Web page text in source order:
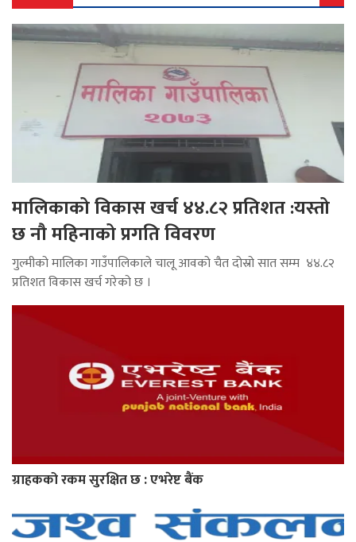
मालिकाको विकास खर्च ४४.८२ प्रतिशत :यस्तो
छ नौ महिनाको प्रगति विवरण
गुल्मीको मालिका गाउँपालिकाले चालू आवको चैत दोस्रो सात सम्म ४४.८२
प्रतिशत विकास खर्च गरेको छ ।
ग्राहकको रकम सुरक्षित छ : एभरेष्ट बैंक